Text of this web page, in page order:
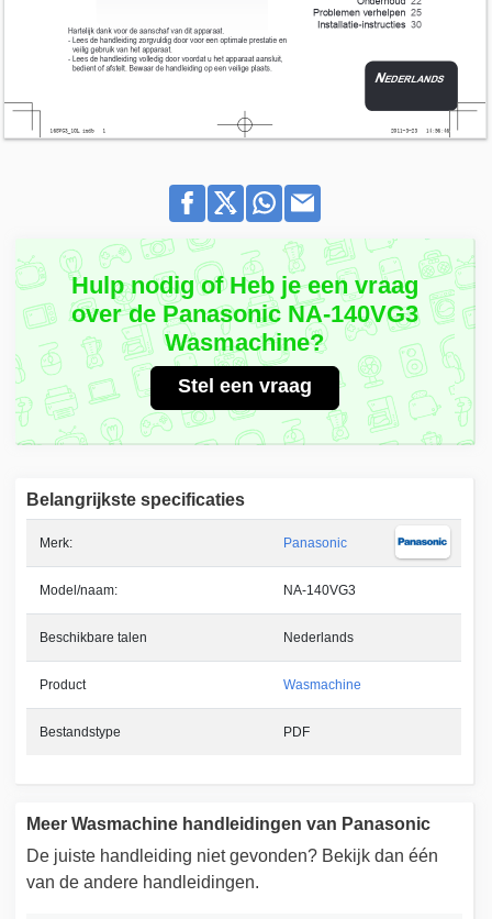
Hulp nodig of Heb je een vraag
over de Panasonic NA-140VG3
Wasmachine?
Stel een vraag
Belangrijkste specificaties
Merk: Panasonic
Model/naam: NA-140VG3
Beschikbare talen Nederlands
Product Wasmachine
Bestandstype PDF
Meer Wasmachine handleidingen van Panasonic
De juiste handleiding niet gevonden? Bekijk dan één
van de andere handleidingen.